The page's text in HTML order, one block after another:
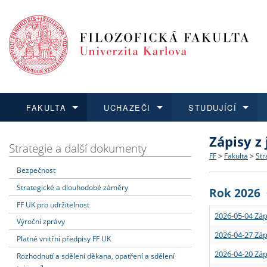
FAKULTA
Dozvědět se více
Struktura
Strategie
Podpora
UCHAZEČI
Podat přihlášku
Co
Učitelské
STUDUJÍCÍ
Dozvědět se více
Rigorózní
Dozvědět se více
O vědě a
Granty a
Dozvědět se více
Aktuální
Strategie a další dokumenty
Bezpečnost
Strategické a dlouhodobé záměry
FF UK pro udržitelnost
Výroční zprávy
Platné vnitřní předpisy FF UK
Rozhodnutí a sdělení děkana, opatření a sdělení
Zápisy
FF > Fakulta >
Rok 2026
2026-05-04
2026-04-27
2026-04-20